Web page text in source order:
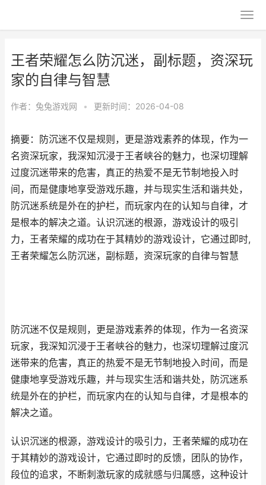
王者荣耀怎么防沉迷，副标题，资深玩
家的自律与智慧
作者： 兔兔游戏网 • 更新时间：2026-04-08
摘要：防沉迷不仅是规则，更是游戏素养的体现，作为一
名资深玩家，我深知沉浸于王者峡谷的魅力，也深切理解
过度沉迷带来的危害，真正的热爱不是无节制地投入时
间，而是健康地享受游戏乐趣，并与现实生活和谐共处，
防沉迷系统是外在的护栏，而玩家内在的认知与自律，才
是根本的解决之道。认识沉迷的根源，游戏设计的吸引
力，王者荣耀的成功在于其精妙的游戏设计，它通过即时,
王者荣耀怎么防沉迷，副标题，资深玩家的自律与智慧
防沉迷不仅是规则，更是游戏素养的体现，作为一名资深
玩家，我深知沉浸于王者峡谷的魅力，也深切理解过度沉
迷带来的危害，真正的热爱不是无节制地投入时间，而是
健康地享受游戏乐趣，并与现实生活和谐共处，防沉迷系
统是外在的护栏，而玩家内在的认知与自律，才是根本的
解决之道。
认识沉迷的根源，游戏设计的吸引力，王者荣耀的成功在
于其精妙的游戏设计，它通过即时的反馈，团队的协作，
段位的追求，不断刺激玩家的成就感与归属感，这种设计